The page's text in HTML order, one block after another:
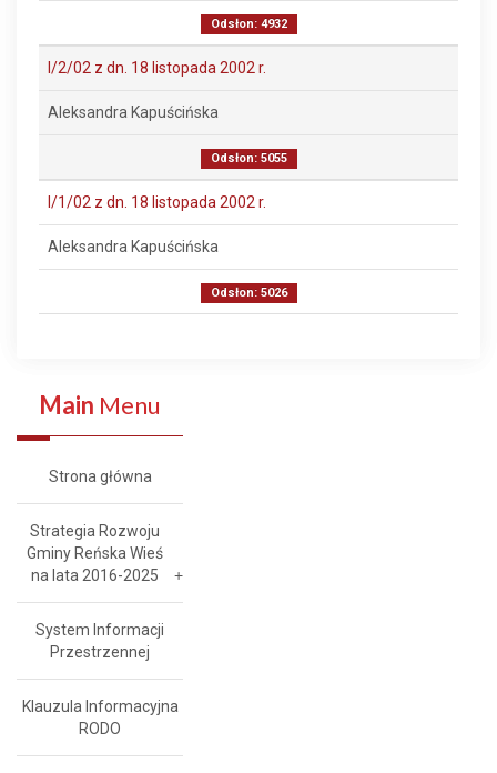
Odsłon: 4932
I/2/02 z dn. 18 listopada 2002 r.
Aleksandra Kapuścińska
Odsłon: 5055
I/1/02 z dn. 18 listopada 2002 r.
Aleksandra Kapuścińska
Odsłon: 5026
Main Menu
Strona główna
Strategia Rozwoju
Gminy Reńska Wieś
na lata 2016-2025
System Informacji
Przestrzennej
Klauzula Informacyjna
RODO